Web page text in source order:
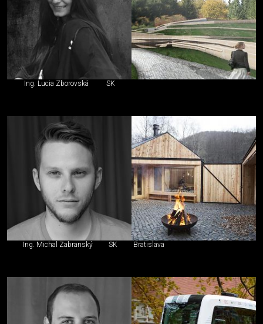
Ing. Lucia Zborovská SK
Ing. Michal Zabranský SK Bratislava